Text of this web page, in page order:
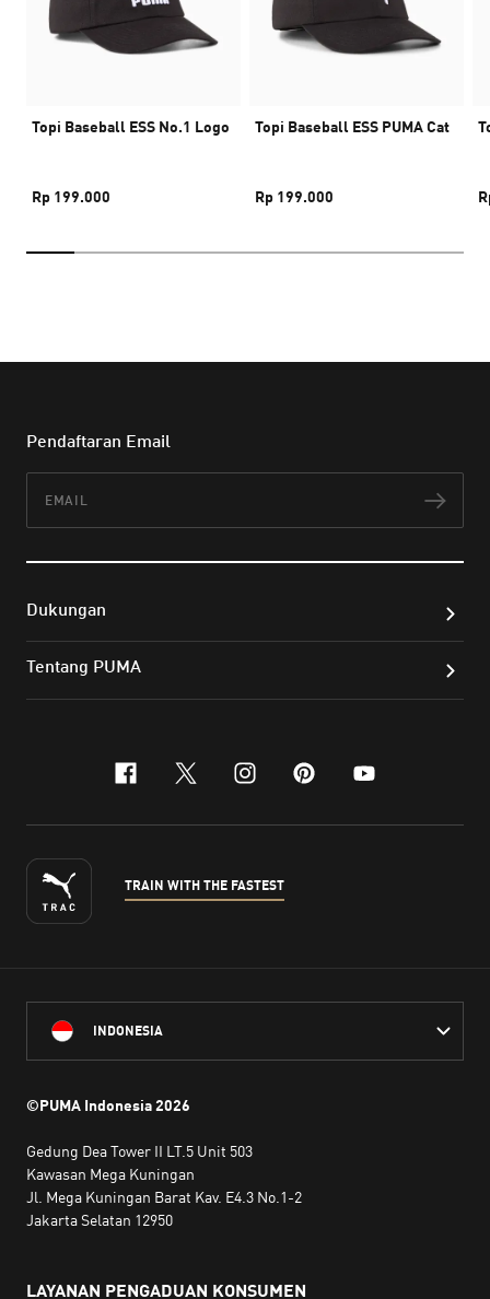
Topi Baseball ESS No.1 Logo
Rp 199.000
Topi Baseball ESS PUMA Cat
Rp 199.000
Pendaftaran Email
Dukungan
Tentang PUMA
facebook
x-twitter
instagram
pinterest
youtube
TRAIN WITH THE FASTEST
INDONESIA
©PUMA Indonesia2026
Gedung Dea Tower II LT.5 Unit 503
Kawasan Mega Kuningan
Jl. Mega Kuningan Barat Kav. E4.3 No.1-2
Jakarta Selatan 12950
LAYANAN PENGADUAN KONSUMEN